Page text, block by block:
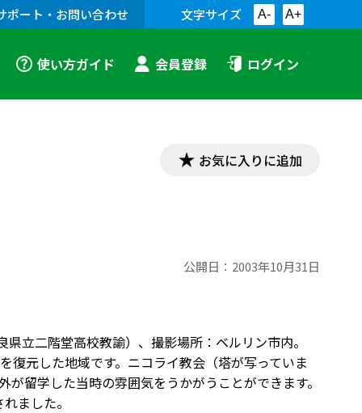
ポート・お問い合わせ 文字サイズ A- A+
使い方ガイド 会員登録 ログイン
お気に入りに追加
公開日： 2003年10月31日
立二階堂高校教諭）、撮影場所：ベルリン市内。
復元した地域です。ニコライ教会（塔が写っていま
留学した当時の雰囲気をうかがうことができます。
ました。